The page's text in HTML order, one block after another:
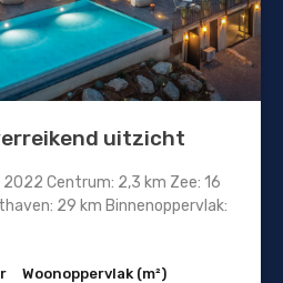
uitzicht
Centrum: 2,3 km Zee: 16
29 km Binnenoppervlak:
Woonoppervlak (m²)